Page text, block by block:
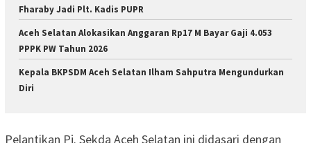
Fharaby Jadi Plt. Kadis PUPR
Aceh Selatan Alokasikan Anggaran Rp17 M Bayar Gaji 4.053
PPPK PW Tahun 2026
Kepala BKPSDM Aceh Selatan Ilham Sahputra Mengundurkan
Diri
Pelantikan Pj. Sekda Aceh Selatan ini didasari dengan